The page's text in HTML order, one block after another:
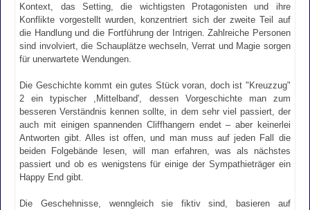
Kontext, das Setting, die wichtigsten Protagonisten und ihre
Konflikte vorgestellt wurden, konzentriert sich der zweite Teil auf
die Handlung und die Fortführung der Intrigen. Zahlreiche Personen
sind involviert, die Schauplätze wechseln, Verrat und Magie sorgen
für unerwartete Wendungen.
Die Geschichte kommt ein gutes Stück voran, doch ist "Kreuzzug"
2 ein typischer ,Mittelband', dessen Vorgeschichte man zum
besseren Verständnis kennen sollte, in dem sehr viel passiert, der
auch mit einigen spannenden Cliffhangern endet – aber keinerlei
Antworten gibt. Alles ist offen, und man muss auf jeden Fall die
beiden Folgebände lesen, will man erfahren, was als nächstes
passiert und ob es wenigstens für einige der Sympathieträger ein
Happy End gibt.
Die Geschehnisse, wenngleich sie fiktiv sind, basieren auf